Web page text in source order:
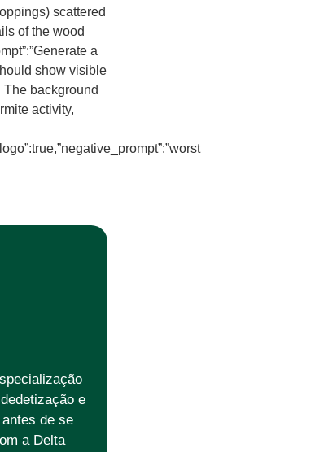
scattered
of the wood
a
show visible
background
activity,
e
de se
a Delta